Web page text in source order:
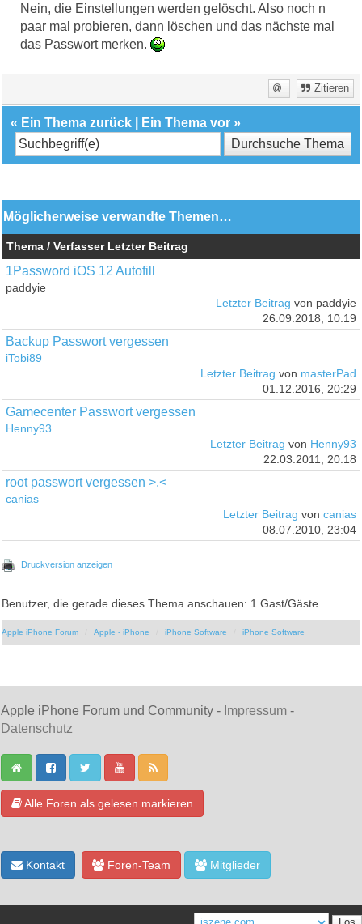
Nein, die Einstellungen werden gelöscht. Also noch n
paar mal probieren, dann löschen und das nächste mal
das Passwort merken.
Zitieren
« Ein Thema zurück Ein Thema vor »
Möglicherweise verwandte Themen…
Thema / Verfasser Letzter Beitrag
1Password iOS 12 Autofill
paddyie
Letzter Beitrag von paddyie
26.09.2018, 10:19
Backup Passwort vergessen
iTobi89
Letzter Beitrag von masterPad
01.12.2016, 20:29
Gamecenter Passwort vergessen
Henny93
Letzter Beitrag von Henny93
22.03.2011, 20:18
root passwort vergessen >.<
canias
Letzter Beitrag von canias
08.07.2010, 23:04
Druckversion anzeigen
Benutzer, die gerade dieses Thema anschauen: 1 Gast/Gäste
Apple iPhone Forum Apple - iPhone iPhone Software iPhone Software
Apple iPhone Forum und Community - Impressum -
Datenschutz
Alle Foren als gelesen markieren
Kontakt Foren-Team Mitglieder